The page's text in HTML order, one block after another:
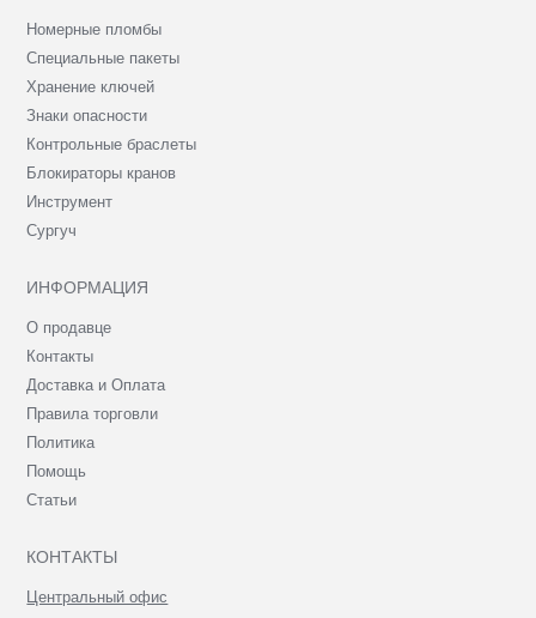
Номерные пломбы
Специальные пакеты
Хранение ключей
Знаки опасности
Контрольные браслеты
Блокираторы кранов
Инструмент
Сургуч
ИНФОРМАЦИЯ
О продавце
Контакты
Доставка и Оплата
Правила торговли
Политика
Помощь
Статьи
КОНТАКТЫ
Центральный офис